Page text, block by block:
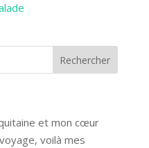
et mon cœur
voilà mes